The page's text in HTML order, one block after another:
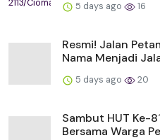
5 days ago 16
Resmi! Jalan
Nama Menjadi
5 days ago 20
Sambut HUT Ke-
Bersama Warga